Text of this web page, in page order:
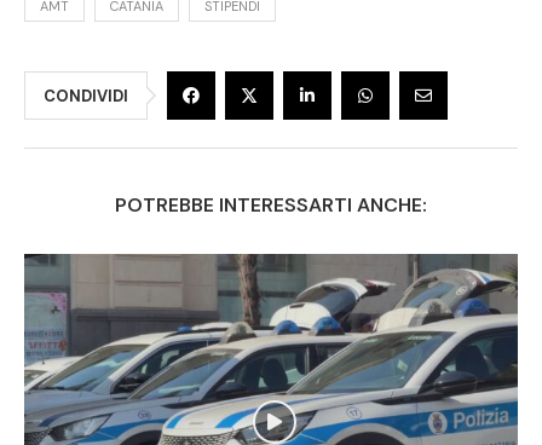
AMT CATANIA STIPENDI
CONDIVIDI
POTREBBE INTERESSARTI ANCHE: